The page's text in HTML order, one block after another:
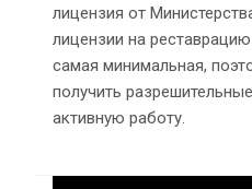
лицензия от
лицензии на
самая минимальная,
получить
активную работу.